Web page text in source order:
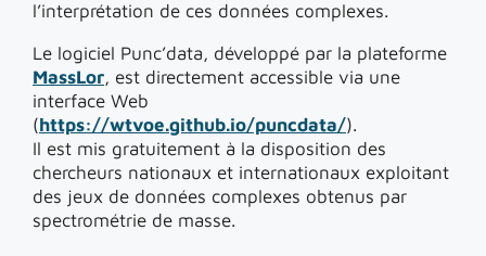
l’interprétation de ces données complexes.
Le logiciel Punc’data, développé par la plateforme
MassLor, est directement accessible via une
interface Web
(https://wtvoe.github.io/puncdata/).
Il est mis gratuitement à la disposition des
chercheurs nationaux et internationaux exploitant
des jeux de données complexes obtenus par
spectrométrie de masse.